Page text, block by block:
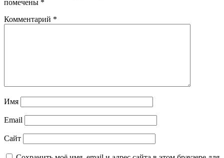
помечены *
Комментарий *
Имя
Email
Сайт